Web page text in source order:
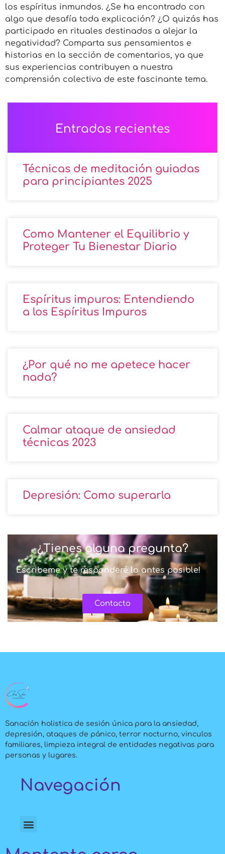
los espíritus inmundos. ¿Se ha encontrado con
algo que desafía toda explicación? ¿O quizás has
participado en rituales destinados a alejar la
negatividad? Comparta sus pensamientos e
historias en la sección de comentarios, ya que
sus experiencias contribuyen a nuestra
comprensión colectiva de este fascinante tema.
Entradas recientes
Técnicas de meditación guiadas
para principiantes 2025
Como Mantener el Equilibrio y
Proteger Tu Bienestar Diario
Espíritus impuros: Entendiendo
a los Espíritus Impuros
¿Por qué no me apetece hacer
nada?
Calmar ataque de ansiedad
técnicas 2023
Depresión: Como superarla
¿Tienes alguna pregunta?
Escribeme y te responderé lo antes posible!
Contacto
Sanación holistica de sesión única para la ansiedad,
depresión, ataques de pánico, terror nocturno, vinculos
familiares, limpieza integral de entidades negativas para
personas y lugares.
Navegación